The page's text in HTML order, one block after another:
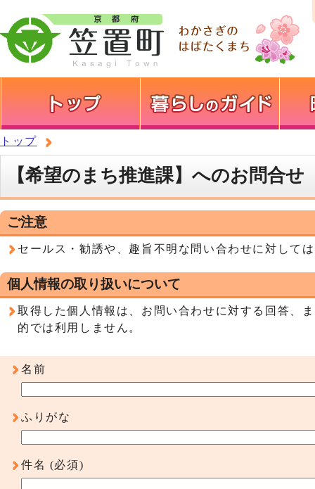
トップ
【希望のまち推進課】へのお問合せ
ご注意
セールス・勧誘や、趣旨不明な問い合わせに対して
個人情報の取り扱いについて
取得した個人情報は、お問い合わせに対する回答、
的では利用しません。
名前
ふりがな
件名 (必須)